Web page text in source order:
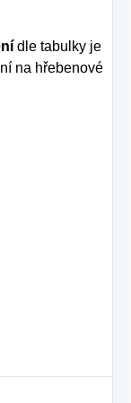
dle tabulky je
na hřebenové